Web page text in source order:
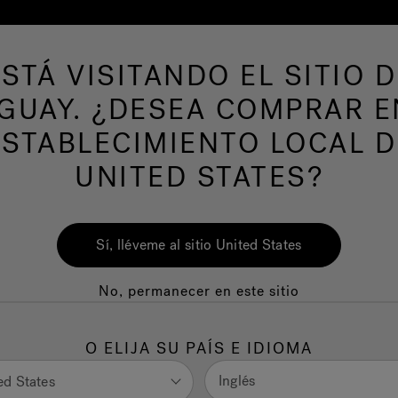
de hidromasaje Más productos Nuestra
VISITANDO EL SITIO
¿DESEA COMPRAR
LOCAL
UNITED STATES?
Sí, lléveme al sitio United States
No, permanecer en este sitio
O ELIJA SU PAÍS E IDIOMA
States Inglés